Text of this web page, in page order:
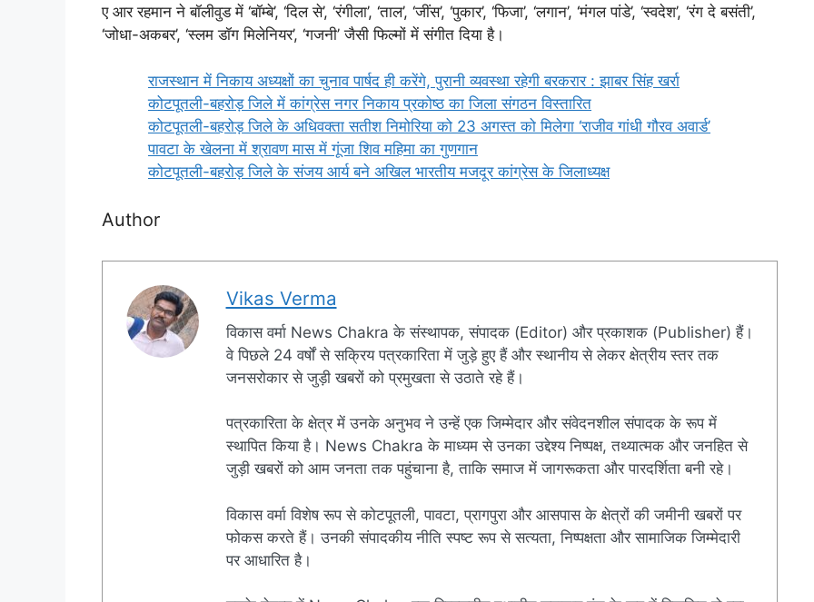
ए आर रहमान ने बॉलीवुड में ‘बॉम्बे’, ‘दिल से’, ‘रंगीला’, ‘ताल’, ‘जींस’, ‘पुकार’, ‘फिजा’, ‘लगान’, ‘मंगल पांडे’, ‘स्वदेश’, ‘रंग दे बसंती’,
‘जोधा-अकबर’, ‘स्लम डॉग मिलेनियर’, ‘गजनी’ जैसी फिल्मों में संगीत दिया है।
राजस्थान में निकाय अध्यक्षों का चुनाव पार्षद ही करेंगे, पुरानी व्यवस्था रहेगी बरकरार : झाबर सिंह खर्रा
कोटपूतली-बहरोड़ जिले में कांग्रेस नगर निकाय प्रकोष्ठ का जिला संगठन विस्तारित
कोटपूतली-बहरोड़ जिले के अधिवक्ता सतीश निमोरिया को 23 अगस्त को मिलेगा ‘राजीव गांधी गौरव अवार्ड’
पावटा के खेलना में श्रावण मास में गूंजा शिव महिमा का गुणगान
कोटपूतली-बहरोड़ जिले के संजय आर्य बने अखिल भारतीय मजदूर कांग्रेस के जिलाध्यक्ष
Author
Vikas Verma
विकास वर्मा News Chakra के संस्थापक, संपादक (Editor) और प्रकाशक (Publisher) हैं।
वे पिछले 24 वर्षों से सक्रिय पत्रकारिता में जुड़े हुए हैं और स्थानीय से लेकर क्षेत्रीय स्तर तक
जनसरोकार से जुड़ी खबरों को प्रमुखता से उठाते रहे हैं।
पत्रकारिता के क्षेत्र में उनके अनुभव ने उन्हें एक जिम्मेदार और संवेदनशील संपादक के रूप में
स्थापित किया है। News Chakra के माध्यम से उनका उद्देश्य निष्पक्ष, तथ्यात्मक और जनहित से
जुड़ी खबरों को आम जनता तक पहुंचाना है, ताकि समाज में जागरूकता और पारदर्शिता बनी रहे।
विकास वर्मा विशेष रूप से कोटपूतली, पावटा, प्रागपुरा और आसपास के क्षेत्रों की जमीनी खबरों पर
फोकस करते हैं। उनकी संपादकीय नीति स्पष्ट रूप से सत्यता, निष्पक्षता और सामाजिक जिम्मेदारी
पर आधारित है।